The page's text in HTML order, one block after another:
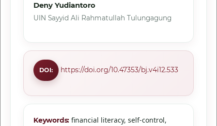
Deny Yudiantoro
UIN Sayyid Ali Rahmatullah Tulungagung
DOI: https://doi.org/10.47353/bj.v4i12.533
Keywords: financial literacy, self-control,